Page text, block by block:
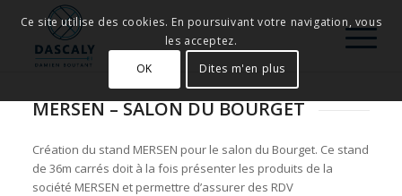
MERSEN – SALON DU BOURGET
Création du stand MERSEN pour le salon du Bourget. Ce stand
de 36m carrés doit à la fois présenter les produits de la
société MERSEN et permettre d’assurer des RDV
Ce site utilise des cookies. En poursuivant votre navigation, vous
les acceptez.
OK
Dites m'en plus